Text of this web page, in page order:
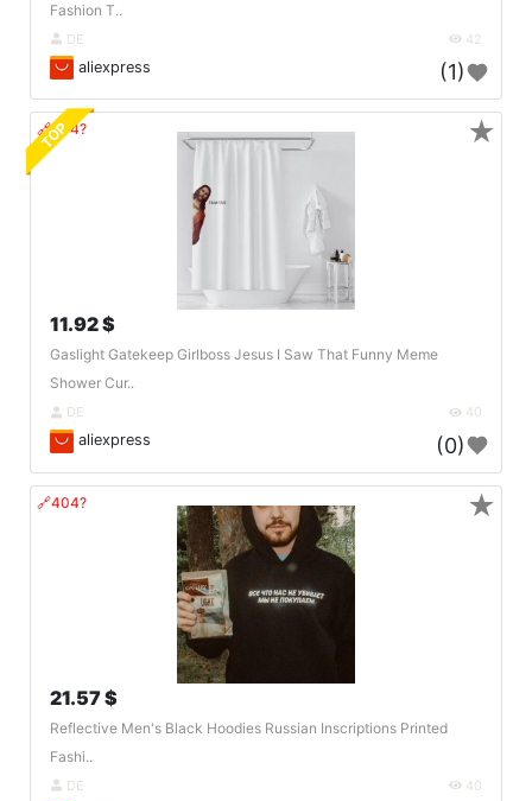
Fashion T..
DE 42
aliexpress (1)
🔗404?
TOP
11.92 $
Gaslight Gatekeep Girlboss Jesus I Saw That Funny Meme
Shower Cur..
DE 40
aliexpress (0)
★
🔗404?
21.57 $
Reflective Men's Black Hoodies Russian Inscriptions Printed
Fashi..
DE 40
★